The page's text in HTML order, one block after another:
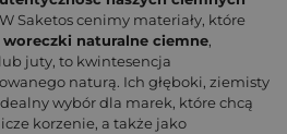
W Saketos cenimy materiały, które
woreczki naturalne ciemne,
juty, to kwintesencja
naturą. Ich głęboki, ziemisty
wybór dla marek, które chcą
korzenie, a także jako